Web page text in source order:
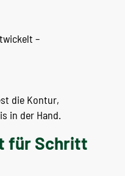
–
die Kontur,
in der Hand.
für Schritt